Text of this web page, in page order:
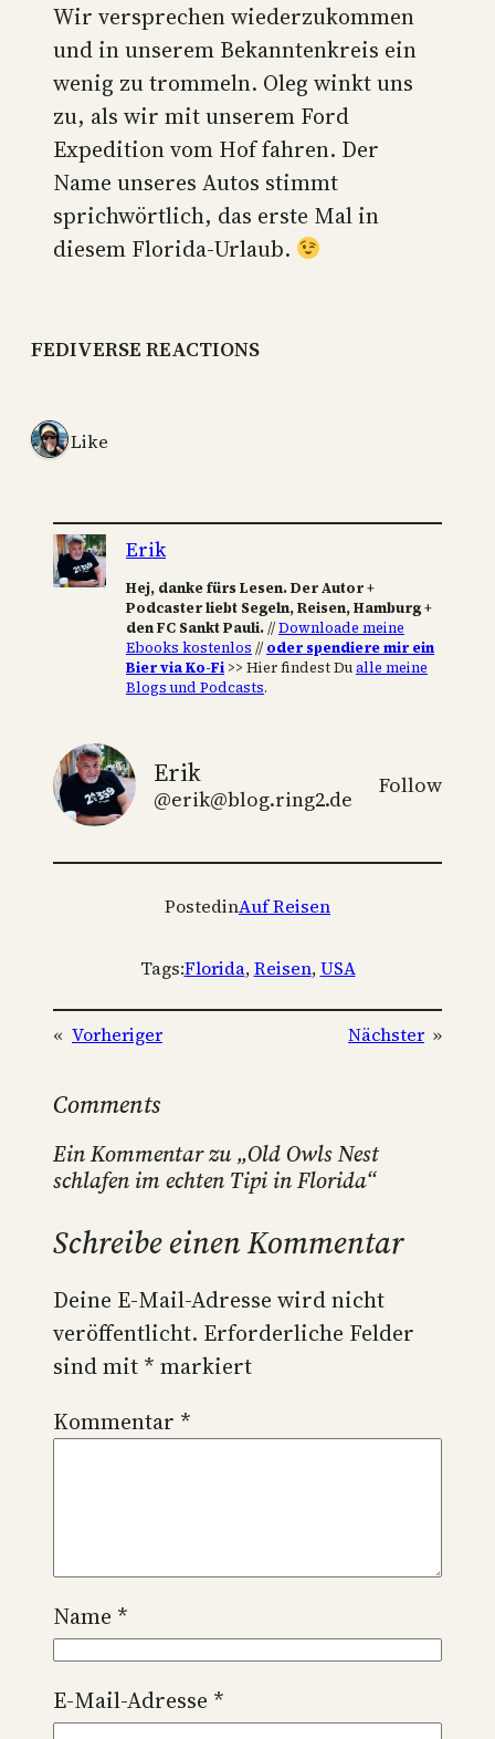
Wir versprechen wiederzukommen
und in unserem Bekanntenkreis ein
wenig zu trommeln. Oleg winkt uns
zu, als wir mit unserem Ford
Expedition vom Hof fahren. Der
Name unseres Autos stimmt
sprichwörtlich, das erste Mal in
diesem Florida-Urlaub.
FEDIVERSE REACTIONS
1 Like
Erik
Hej, danke fürs Lesen. Der Autor +
Podcaster liebt Segeln, Reisen, Hamburg +
den FC Sankt Pauli.//Downloade meine
Ebooks kostenlos //oder spendiere mir ein
Bier via Ko-Fi >> Hier findest Dualle meine
Blogs und Podcasts.
Erik
@erik@blog.ring2.de
Follow
PostedinAuf Reisen
Tags:Florida, Reisen, USA
« Vorheriger Nächster »
Comments
Ein Kommentar zu „Old Owls Nest
schlafen im echten Tipi in Florida“
Schreibe einen Kommentar
Deine E-Mail-Adresse wird nicht
veröffentlicht. Erforderliche Felder
sind mit * markiert
Kommentar *
Name *
E-Mail-Adresse *